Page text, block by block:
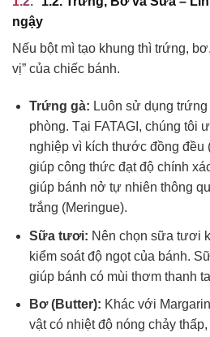
ngậy
Nếu bột mì tạo khung thì trứng,
vị” của chiếc bánh.
Trứng gà: Luôn sử dụng
phòng. Tại FATAGI, chúng tôi
nghiệp vì kích thước đồng đều
giúp công thức đạt độ chính
giúp bánh nở tự nhiên thông
trắng (Meringue).
Sữa tươi: Nên chọn sữa tươi
kiểm soát độ ngọt của bánh.
giúp bánh có mùi thơm thanh
Bơ (Butter): Khác với
vật có nhiệt độ nóng chảy